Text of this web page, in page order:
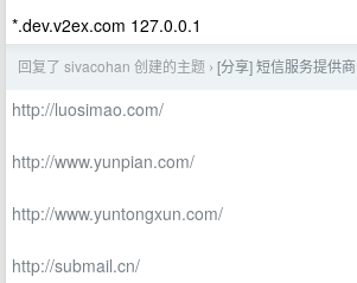
*.dev.v2ex.com 127.0.0.1
回复了 sivacohan 创建的主题 › [分享] 短信服务提供商
http://luosimao.com/
http://www.yunpian.com/
http://www.yuntongxun.com/
http://submail.cn/